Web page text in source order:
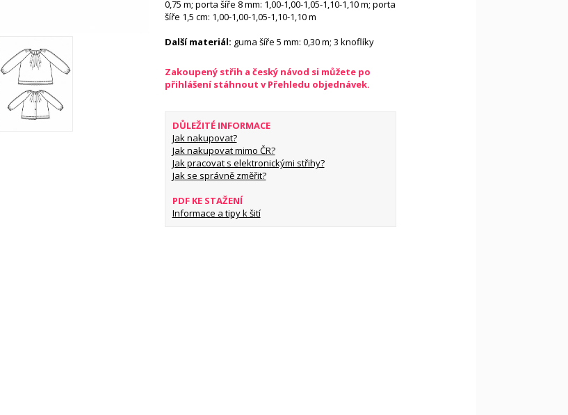
0,75 m; porta šíře 8 mm: 1,00-1,00-1,05-1,10-1,10 m; porta
šíře 1,5 cm: 1,00-1,00-1,05-1,10-1,10 m
Další materiál: guma šíře 5 mm: 0,30 m; 3 knoflíky
Zakoupený střih a český návod si můžete po
přihlášení stáhnout v Přehledu objednávek.
DŮLEŽITÉ INFORMACE
Jak nakupovat?
Jak nakupovat mimo ČR?
Jak pracovat s elektronickými střihy?
Jak se správně změřit?
PDF KE STAŽENÍ
Informace a tipy k šití